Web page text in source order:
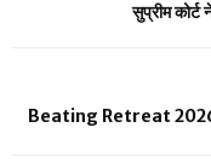
सुप्रीम
Beating Retreat 2026: